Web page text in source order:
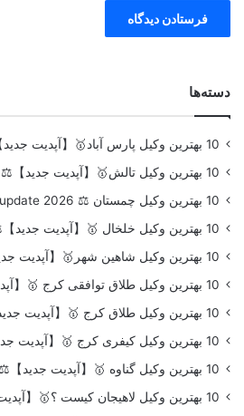
دسته‌ها
10 بهترین وکیل پارس آباد🥇【آپدیت جدید】⚖️
10 بهترین وکیل تالش🥇【آپدیت جدید】⚖️
10 بهترین وکیل چمستان ⚖️ update 2026
10 بهترین وکیل خلخال 🥇【آپدیت جدید】⚖️
10 بهترین وکیل شاهین شهر🥇【آپدیت جدید】⚖️
10 بهترین وکیل طلاق توافقی کرج 🥇【آپدیت جدید】⚖️
10 بهترین وکیل طلاق کرج 🥇【آپدیت جدید】⚖️
10 بهترین وکیل کیفری کرج 🥇【آپدیت جدید】⚖️
10 بهترین وکیل گناوه 🥇【آپدیت جدید】⚖️
10 بهترین وکیل لاهیجان کیست ؟🥇【آپدیت جدید】⚖️